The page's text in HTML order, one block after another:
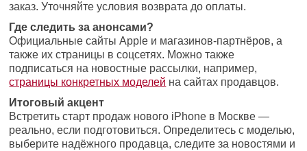
заказ. Уточняйте условия возврата до оплаты.
Где следить за анонсами?
Официальные сайты Apple и магазинов-партнёров, а
также их страницы в соцсетях. Можно также
подписаться на новостные рассылки, например,
страницы конкретных моделей на сайтах продавцов.
Итоговый акцент
Встретить старт продаж нового iPhone в Москве —
реально, если подготовиться. Определитесь с моделью,
выберите надёжного продавца, следите за новостями и